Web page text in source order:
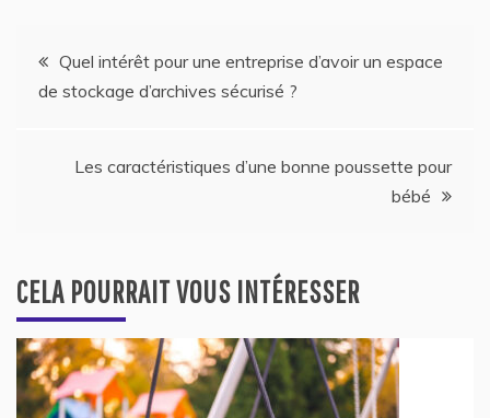
Navigation
l’article
Quel intérêt pour une entreprise d’avoir un espace
de stockage d’archives sécurisé ?
Les caractéristiques d’une bonne poussette pour
bébé
CELA POURRAIT VOUS INTÉRESSER